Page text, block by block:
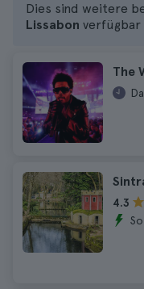
Dies sind weitere
Lissabon verfügbar
The
4.3